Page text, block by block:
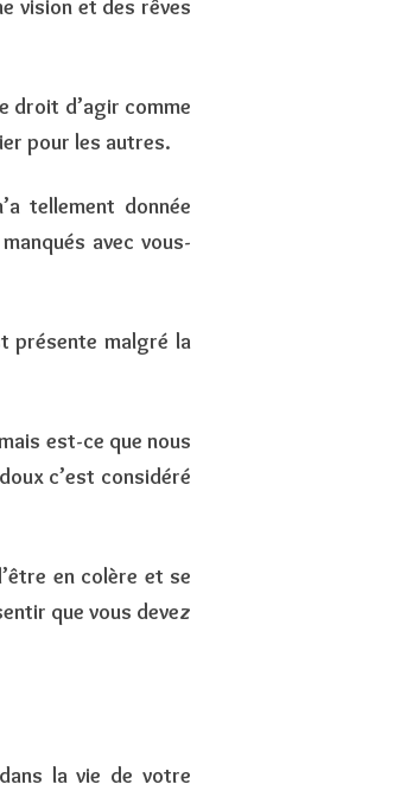
vision et des rêves
droit d’agir comme
pour les autres.
tellement donnée
avec vous-
présente malgré la
est-ce que nous
c’est considéré
en colère et se
que vous devez
la vie de votre